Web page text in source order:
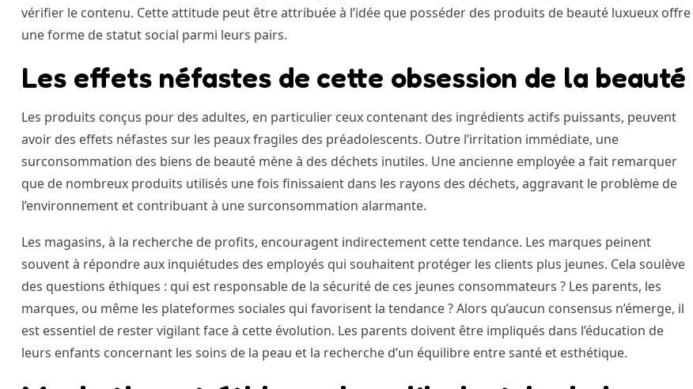
vérifier le contenu. Cette attitude peut être attribuée à l’idée que posséder des produits de beauté luxueux offre
une forme de statut social parmi leurs pairs.
Les effets néfastes de cette obsession de la beauté
Les produits conçus pour des adultes, en particulier ceux contenant des ingrédients actifs puissants, peuvent
avoir des effets néfastes sur les peaux fragiles des préadolescents. Outre l’irritation immédiate, une
surconsommation des biens de beauté mène à des déchets inutiles. Une ancienne employée a fait remarquer
que de nombreux produits utilisés une fois finissaient dans les rayons des déchets, aggravant le problème de
l’environnement et contribuant à une surconsommation alarmante.
Les magasins, à la recherche de profits, encouragent indirectement cette tendance. Les marques peinent
souvent à répondre aux inquiétudes des employés qui souhaitent protéger les clients plus jeunes. Cela soulève
des questions éthiques : qui est responsable de la sécurité de ces jeunes consommateurs ? Les parents, les
marques, ou même les plateformes sociales qui favorisent la tendance ? Alors qu’aucun consensus n’émerge, il
est essentiel de rester vigilant face à cette évolution. Les parents doivent être impliqués dans l’éducation de
leurs enfants concernant les soins de la peau et la recherche d’un équilibre entre santé et esthétique.